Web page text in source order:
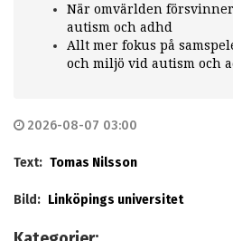
När omvärlden
autism och adhd
Allt mer fokus på
och miljö vid autism och
2026-08-07 03:00
Text: Tomas Nilsson
Bild: Linköpings universitet